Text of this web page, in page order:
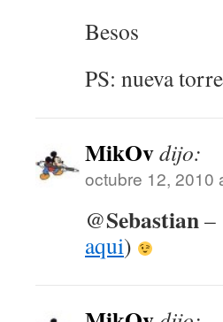
Besos
PS: nueva
MikOvdijo:
octubre 12, 2010
@Sebastian–
aqui)